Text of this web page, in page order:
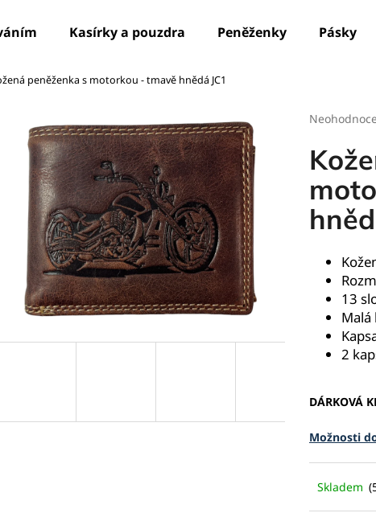
Kasírky a pouzdra Peněženky Pásky
peněženka s motorkou - tmavě hnědá JC1
Průměrné
produktu
je
5
hvězdiček.
13
Malá
2
DÁRKOVÁ
Možnosti
Skladem
Co potřebujete najít?
HLEDAT
Doporučujeme